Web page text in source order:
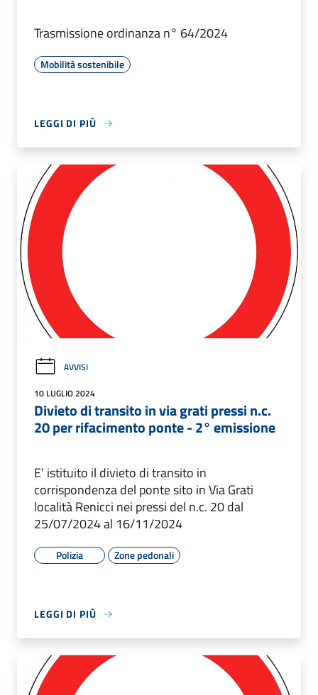
Trasmissione ordinanza n° 64/2024
Mobilità sostenibile
LEGGI DI PIÙ
AVVISI
10 LUGLIO 2024
Divieto di transito in via grati pressi n.c.
20 per rifacimento ponte - 2° emissione
E’ istituito il divieto di transito in
corrispondenza del ponte sito in Via Grati
località Renicci nei pressi del n.c. 20 dal
25/07/2024 al 16/11/2024
Polizia Zone pedonali
LEGGI DI PIÙ